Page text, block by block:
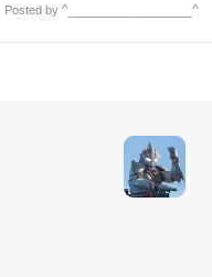
Posted by ^________________^